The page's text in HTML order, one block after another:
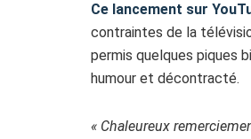
Ce lancement sur
contraintes de la
permis quelques piques
humour et décontracté.
« Chaleureux